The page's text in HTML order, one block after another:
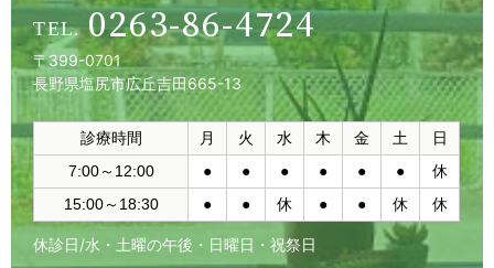
0263-86-4724
〒399-0701
長野県塩尻市広丘吉田665-13
診療時間 月 火 水 木 金 土
日
7:00～12:00
● ● ● ● ● ●
休
15:00～18:30
● ● 休 ● ● 休 休
休診日/水・土曜の午後・日曜日・祝祭日